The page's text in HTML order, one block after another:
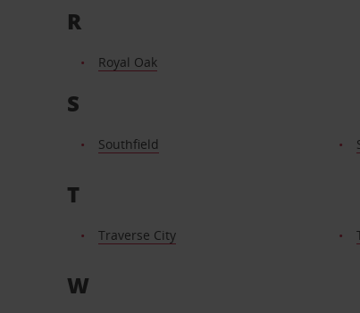
R
Royal Oak
S
Southfield
T
Traverse City
W